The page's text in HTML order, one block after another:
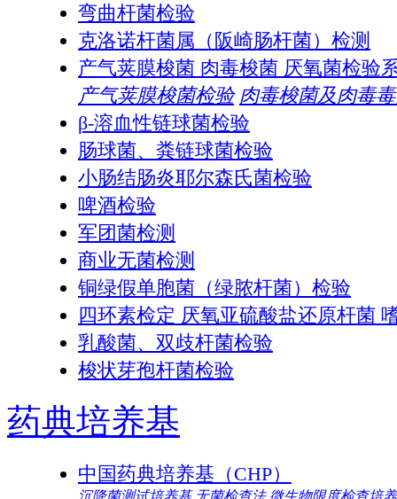
弯曲杆菌检验
克洛诺杆菌属（阪崎肠杆菌）检测
产气荚膜梭菌 肉毒梭菌 厌氧菌检验
产气荚膜梭菌检验 肉毒梭菌及肉毒
β-溶血性链球菌检验
肠球菌、粪链球菌检验
小肠结肠炎耶尔森氏菌检验
啤酒检验
军团菌检测
商业无菌检测
铜绿假单胞菌（绿脓杆菌）检验
四环素检定 厌氧亚硫酸盐还原杆菌
乳酸菌、双歧杆菌检验
梭状芽孢杆菌检验
药典培养基
中国药典培养基（CHP）
沉降菌测试培养基 无菌检查法 微生物限度检查培